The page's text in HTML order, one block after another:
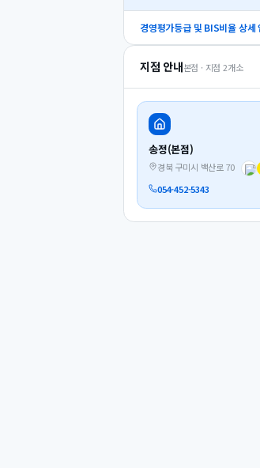
경영평가등급 및 BIS비율 상세
지점 안내본점 · 지점 2개소
송정(본점)
경북 구미시 백산로 70
054-452-5343